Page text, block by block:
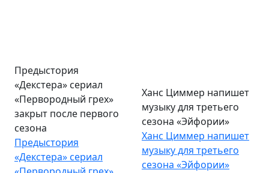
Предыстория
«Декстера» сериал
«Первородный грех»
закрыт после первого
сезона
Предыстория
«Декстера» сериал
сезона «Эйфории»
Ханс Циммер напишет
музыку для третьего
сезона «Эйфории»